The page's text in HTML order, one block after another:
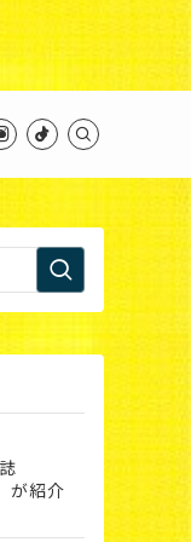
on line
誌
が紹介